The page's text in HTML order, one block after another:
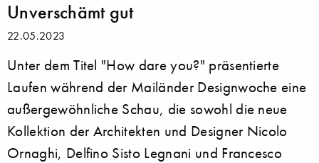
Unverschämt gut
22.05.2023
Unter dem Titel "How dare you?" präsentierte
Laufen während der Mailänder Designwoche eine
außergewöhnliche Schau, die sowohl die neue
Kollektion der Architekten und Designer Nicolo
Ornaghi, Delfino Sisto Legnani und Francesco